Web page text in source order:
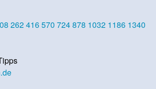
262416570 724878 1032 1186 1340